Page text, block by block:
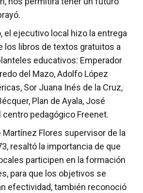
el ejecutivo local hizo la entrega
los libros de textos gratuitos a
educativos: Emperador
del Mazo, Adolfo López
Sor Juana Inés de la Cruz,
Plan de Ayala, José
pedagógico Freenet.
Martínez Flores supervisor de la
resaltó la importancia de que
participen en la formación
para que los objetivos se
efectividad, también reconoció